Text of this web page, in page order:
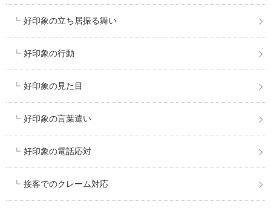
好印象の立ち居振る舞い
好印象の行動
好印象の見た目
好印象の言葉遣い
好印象の電話応対
接客でのクレーム対応